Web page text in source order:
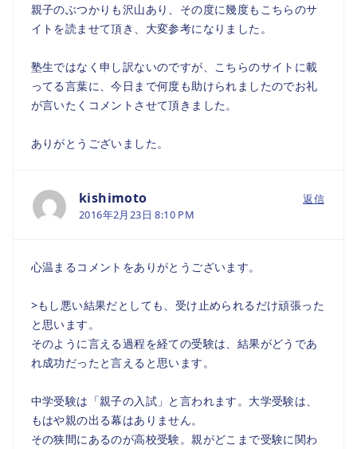
親子のぶつかりも沢山あり、その度に幾度もこちらのサ
イトを読ませて頂き、大変参考になりました。
塾生ではなく申し訳ないのですが、こちらのサイトに載
ってる言葉に、今日まで何度も助けられましたのでお礼
が言いたくコメントさせて頂きました。
ありがとうございました。
kishimoto
2016年2月23日 8:10 PM
返信
心温まるコメントをありがとうございます。
>もし悪い結果だとしても、受け止められるだけ頑張った
と思います。
そのように言える過程を経ての受験は、結果がどうであ
れ成功だったと言えると思います。
中学受験は「親子の入試」と言われます。大学受験は、
もはや親の出る幕はありません。
その狭間にあるのが高校受験。親がどこまで受験に関わ